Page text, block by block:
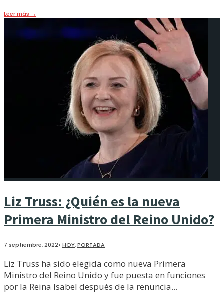
Leer más →
Liz Truss: ¿Quién es la nueva
Primera Ministro del Reino Unido?
7 septiembre, 2022• HOY,PORTADA
Liz Truss ha sido elegida como nueva Primera
Ministro del Reino Unido y fue puesta en funciones
por la Reina Isabel después de la renuncia...